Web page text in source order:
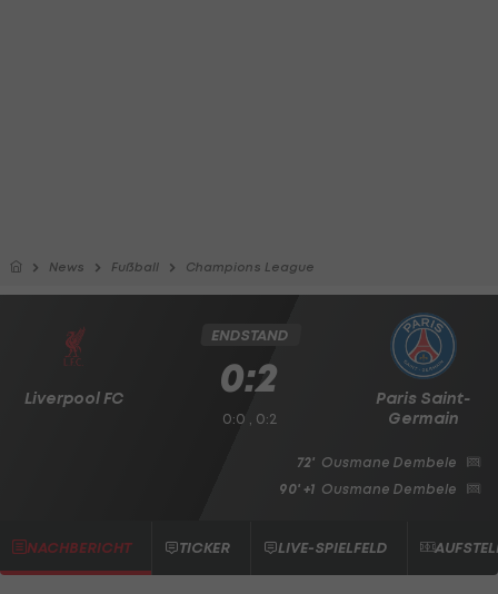
News Fußball Champions League
Liverpool FC
Paris Saint-
Germain
ENDSTAND
0:2
0:0 , 0:2
72' Ousmane Dembele
90' +1 Ousmane Dembele
NACHBERICHT TICKER LIVE-SPIELFELD